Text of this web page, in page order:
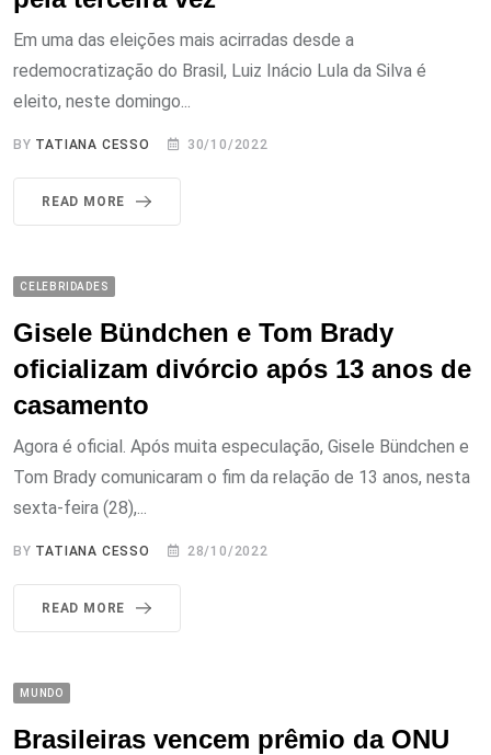
Em uma das eleições mais acirradas desde a
redemocratização do Brasil, Luiz Inácio Lula da Silva é
eleito, neste domingo...
BY TATIANA CESSO 30/10/2022
READ MORE
CELEBRIDADES
Gisele Bündchen e Tom Brady
oficializam divórcio após 13 anos de
casamento
Agora é oficial. Após muita especulação, Gisele Bündchen e
Tom Brady comunicaram o fim da relação de 13 anos, nesta
sexta-feira (28),...
BY TATIANA CESSO 28/10/2022
READ MORE
MUNDO
Brasileiras vencem prêmio da ONU